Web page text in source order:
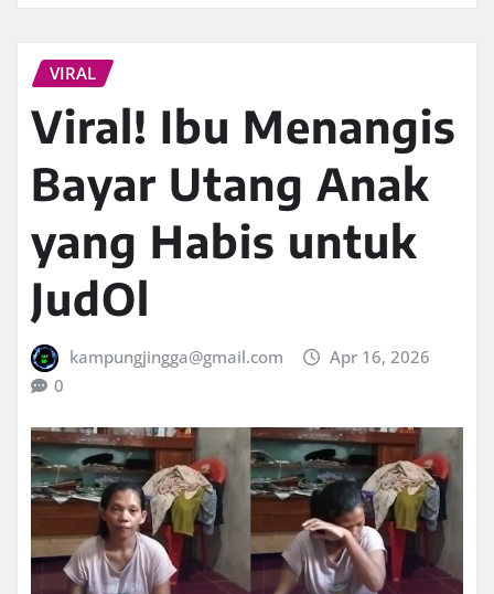
VIRAL
Viral! Ibu Menangis
Bayar Utang Anak
yang Habis untuk
JudOl
kampungjingga@gmail.com
Apr 16, 2026
0